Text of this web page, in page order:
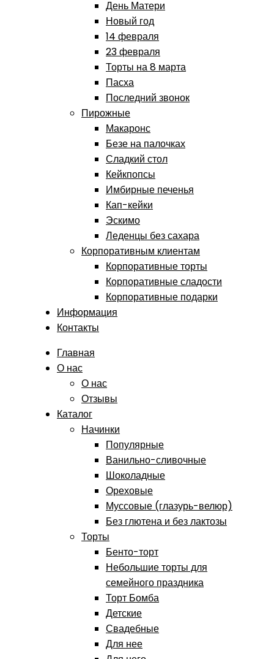
День Матери
Новый год
14 февраля
23 февраля
Торты на 8 марта
Пасха
Последний звонок
Пирожные
Макаронс
Безе на палочках
Сладкий стол
Кейкпопсы
Имбирные печенья
Кап-кейки
Эскимо
Леденцы без сахара
Корпоративным клиентам
Корпоративные торты
Корпоративные сладости
Корпоративные подарки
Информация
Контакты
Главная
О нас
О нас
Отзывы
Каталог
Начинки
Популярные
Ванильно-сливочные
Шоколадные
Ореховые
Муссовые (глазурь-велюр)
Без глютена и без лактозы
Торты
Бенто-торт
Небольшие торты для
семейного праздника
Торт Бомба
Детские
Свадебные
Для нее